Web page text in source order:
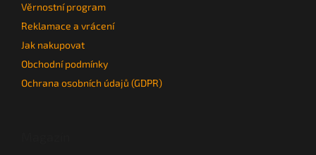
Věrnostní program
Reklamace a vrácení
Jak nakupovat
Obchodní podmínky
Ochrana osobních údajů (GDPR)